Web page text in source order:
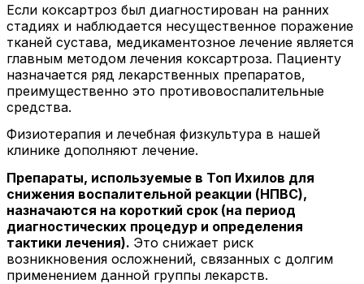
Если коксартроз был диагностирован на ранних
стадиях и наблюдается несущественное поражение
тканей сустава, медикаментозное лечение является
главным методом лечения коксартроза. Пациенту
назначается ряд лекарственных препаратов,
преимущественно это противовоспалительные
средства.
Физиотерапия и лечебная физкультура в нашей
клинике дополняют лечение.
Препараты, используемые в Топ Ихилов для
снижения воспалительной реакции (НПВС),
назначаются на короткий срок (на период
диагностических процедур и определения
тактики лечения). Это снижает риск
возникновения осложнений, связанных с долгим
применением данной группы лекарств.